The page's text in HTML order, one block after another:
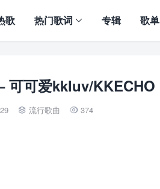
歌 热门歌词 专辑 歌单
可可爱kkluv/KKECHO
 流行歌曲  374